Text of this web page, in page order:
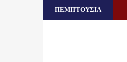
ΠΕΜΠΤΟΥΣΙΑ